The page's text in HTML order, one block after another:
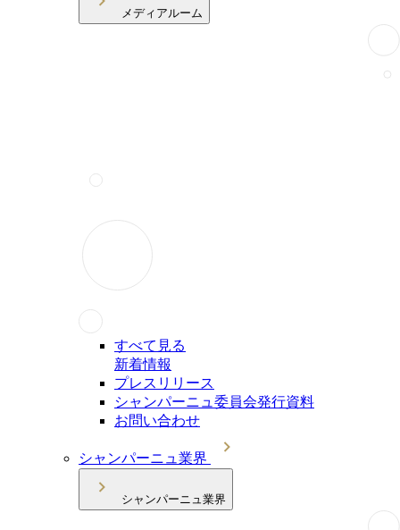
メディアルーム
すべて見る
新着情報
プレスリリース
シャンパーニュ委員会発行資料
お問い合わせ
シャンパーニュ業界
シャンパーニュ業界